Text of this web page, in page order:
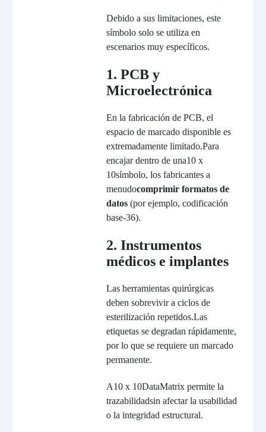
Debido a sus limitaciones, este
símbolo solo se utiliza en
escenarios muy específicos.
1. PCB y
Microelectrónica
En la fabricación de PCB, el
espacio de marcado disponible es
extremadamente limitado.Para
encajar dentro de una10 x
10símbolo, los fabricantes a
menudocomprimir formatos de
datos(por ejemplo, codificación
base-36).
2. Instrumentos
médicos e implantes
Las herramientas quirúrgicas
deben sobrevivir a ciclos de
esterilización repetidos.Las
etiquetas se degradan rápidamente,
por lo que se requiere un marcado
permanente.
A10 x 10DataMatrix permite la
trazabilidadsin afectar la usabilidad
o la integridad estructural.